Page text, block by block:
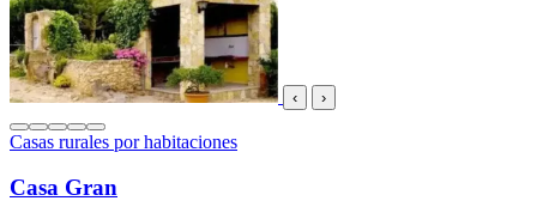
‹ ›
Casas rurales por habitaciones
Casa Gran